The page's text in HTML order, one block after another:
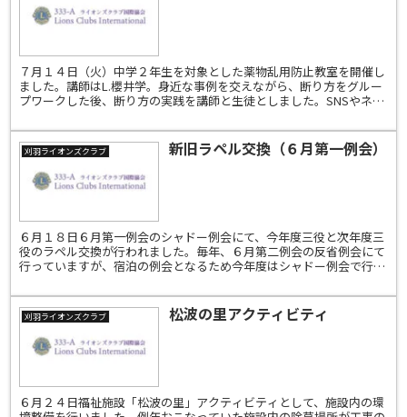
７月１４日（火）中学２年生を対象とした薬物乱用防止教室を開催し
ました。講師はL.櫻井学。身近な事例を交えながら、断り方をグルー
プワークした後、断り方の実践を講師と生徒としました。SNSやネッ
刈羽ライオンズクラブ 新旧ラペル交換（６月第一例会）
６月１８日６月第一例会のシャドー例会にて、今年度三役と次年度三
役のラペル交換が行われました。毎年、６月第二例会の反省例会にて
行っていますが、宿泊の例会となるため今年度はシャドー例会で行い
刈羽ライオンズクラブ 松波の里アクティビティ
６月２４日福祉施設「松波の里」アクティビティとして、施設内の環